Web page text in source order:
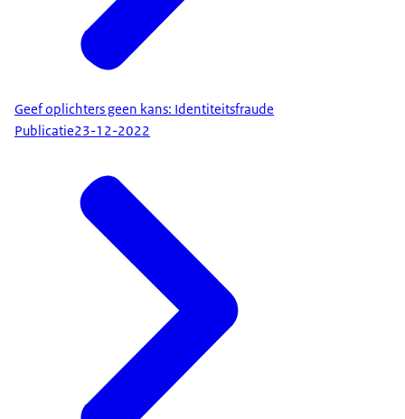
Geef oplichters geen kans: Identiteitsfraude
Publicatie23-12-2022